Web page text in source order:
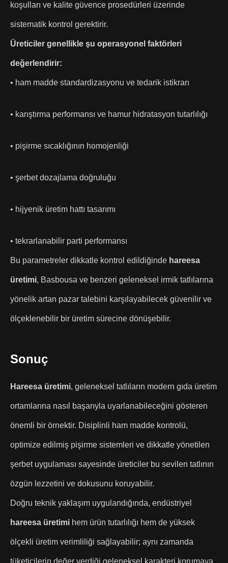
koşulları ve kalite güvence prosedürleri üzerinde
sistematik kontrol gerektirir.
Üreticiler genellikle şu operasyonel faktörleri
değerlendirir:
• ham madde standardizasyonu ve tedarik istikrarı
• karıştırma performansı ve hamur hidratasyon tutarlılığı
• pişirme sıcaklığının homojenliği
• şerbet dozajlama doğruluğu
• hijyenik üretim hattı tasarımı
• tekrarlanabilir parti performansı
Bu parametreler dikkatle kontrol edildiğinde hareesa
üretimi, Basbousa ve benzeri geleneksel irmik tatlılarına
yönelik artan pazar talebini karşılayabilecek güvenilir ve
ölçeklenebilir bir üretim sürecine dönüşebilir.
Sonuç
Hareesa üretimi, geleneksel tatlıların modern gıda üretim
ortamlarına nasıl başarıyla uyarlanabileceğini gösteren
önemli bir örnektir. Disiplinli ham madde kontrolü,
optimize edilmiş pişirme sistemleri ve dikkatle yönetilen
şerbet uygulaması sayesinde üreticiler bu sevilen tatlının
özgün lezzetini ve dokusunu koruyabilir.
Doğru teknik yaklaşım uygulandığında, endüstriyel
hareesa üretimi hem ürün tutarlılığı hem de yüksek
ölçekli üretim verimliliği sağlayabilir; aynı zamanda